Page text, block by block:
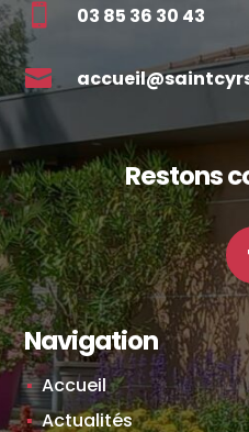
 03 85 36 30 43

Restons
Navigation
Accueil
Actualités